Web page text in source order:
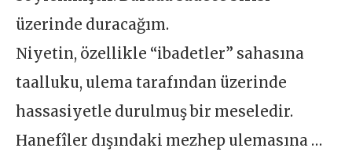
üzerinde duracağım.
Niyetin, özellikle “ibadetler” sahasına
taalluku, ulema tarafından üzerinde
hassasiyetle durulmuş bir meseledir.
Hanefîler dışındaki mezhep ulemasına …